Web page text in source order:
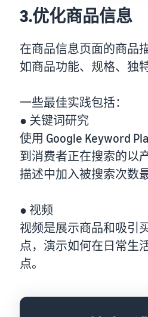
3.优化商品信息
在商品信息页面的商品
如商品功能、规格、独
一些最佳实践包括：
● 关键词研究
使用 Google Keyword
到消费者正在搜索的以
描述中加入被搜索次数
● 视频
视频是展示商品和吸引
点，演示如何在日常生
点。